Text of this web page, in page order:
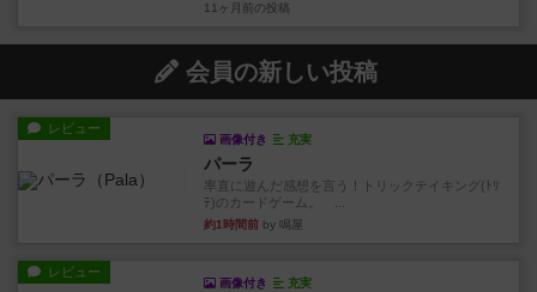
11ヶ月前 の投稿
会員の新しい投稿
レビュー
画像付き 充実
パーラ
率直に遊んだ感想を言う！トリックテイキング(ﾄﾘ
ﾃ)のカードゲーム。 ...
約1時間前 by 鳴屋
レビュー
画像付き 充実